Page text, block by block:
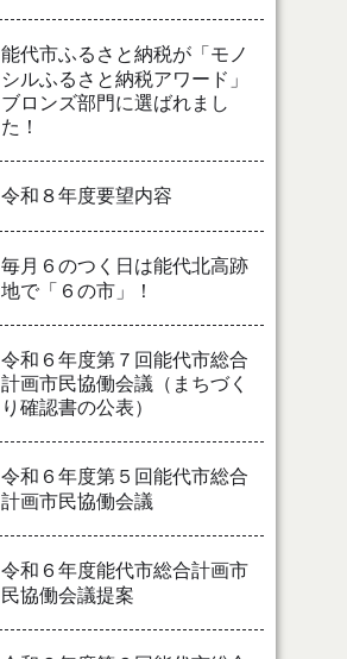
能代市ふるさと納税が「モノ
シルふるさと納税アワード」
ブロンズ部門に選ばれまし
た！
令和８年度要望内容
毎月６のつく日は能代北高跡
地で「６の市」！
令和６年度第７回能代市総合
計画市民協働会議（まちづく
り確認書の公表）
令和６年度第５回能代市総合
計画市民協働会議
令和６年度能代市総合計画市
民協働会議提案